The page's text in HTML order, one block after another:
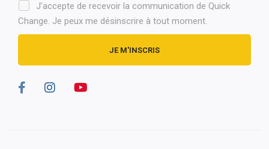
J'accepte de recevoir la communication de Quick
Change. Je peux me désinscrire à tout moment.
JE M'INSCRIS